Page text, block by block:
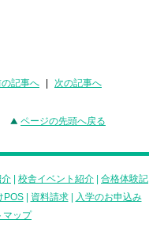
記事へ 次の記事へ
ページの先頭へ戻る
校舎イベント紹介 合格体験記
POS| 資料請求|
入学のお申込み
マップ